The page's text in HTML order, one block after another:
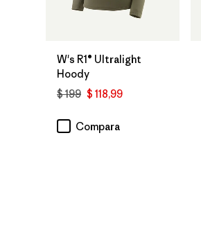
W's R1® Ultralight
Hoody
$ 199 $ 118,99
Compara